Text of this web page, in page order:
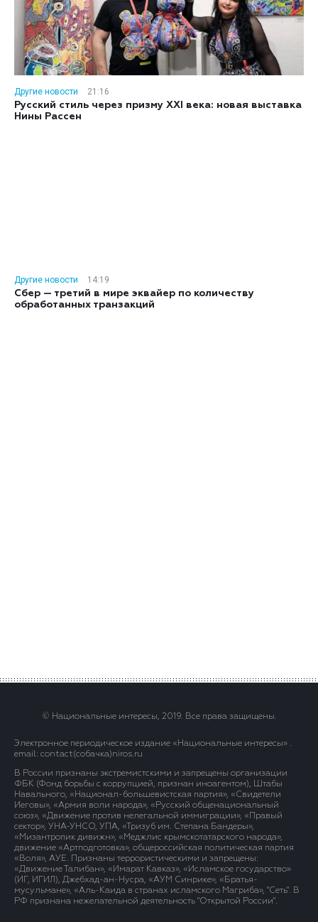
Другие новости
21:16
Русский стиль через призму XXI века: новая выставка
Нины Рассен
Другие новости
14:19
Сбер — третий в мире эквайер по количеству
обработанных транзакций
© Национальные интересы, 2019. Все права защищены.
Электронное периодическое издание «Национальные интересы» .
email: contact(сoбaчка)niros.ru
В России признаны экстремистскими и запрещены организации
ФБК (Фонд борьбы с коррупцией, признан иноагентом), Штабы
Навального, «Национал-большевистская партия», «Свидетели
Иеговы», «Армия воли народа», «Русский общенациональный
союз», «Движение против нелегальной иммиграции», «Правый
сектор», УНА-УНСО, УПА, «Тризуб им. Степана Бандеры»,
«Мизантропик дивижн», «Меджлис крымскотатарского народа»,
движение «Артподготовка», общероссийская политическая партия
«Воля», АУЕ. Признаны террористическими и запрещены:
«Движение Талибан», «Имарат Кавказ», «Исламское государство»
(ИГ, ИГИЛ), Джебхад-ан-Нусра, «АУМ Синрике», «Братья-
мусульмане», «Аль-Каида в странах исламского Магриба», "Сеть". В
РФ признана нежелательной деятельность "Открытой России".